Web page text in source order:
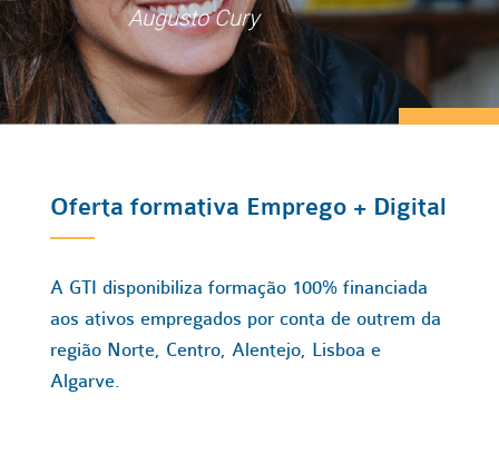
Augusto Cury
Oferta formativa Emprego + Digital
A GTI disponibiliza formação 100% financiada
aos ativos empregados por conta de outrem da
região Norte, Centro, Alentejo, Lisboa e
Algarve.